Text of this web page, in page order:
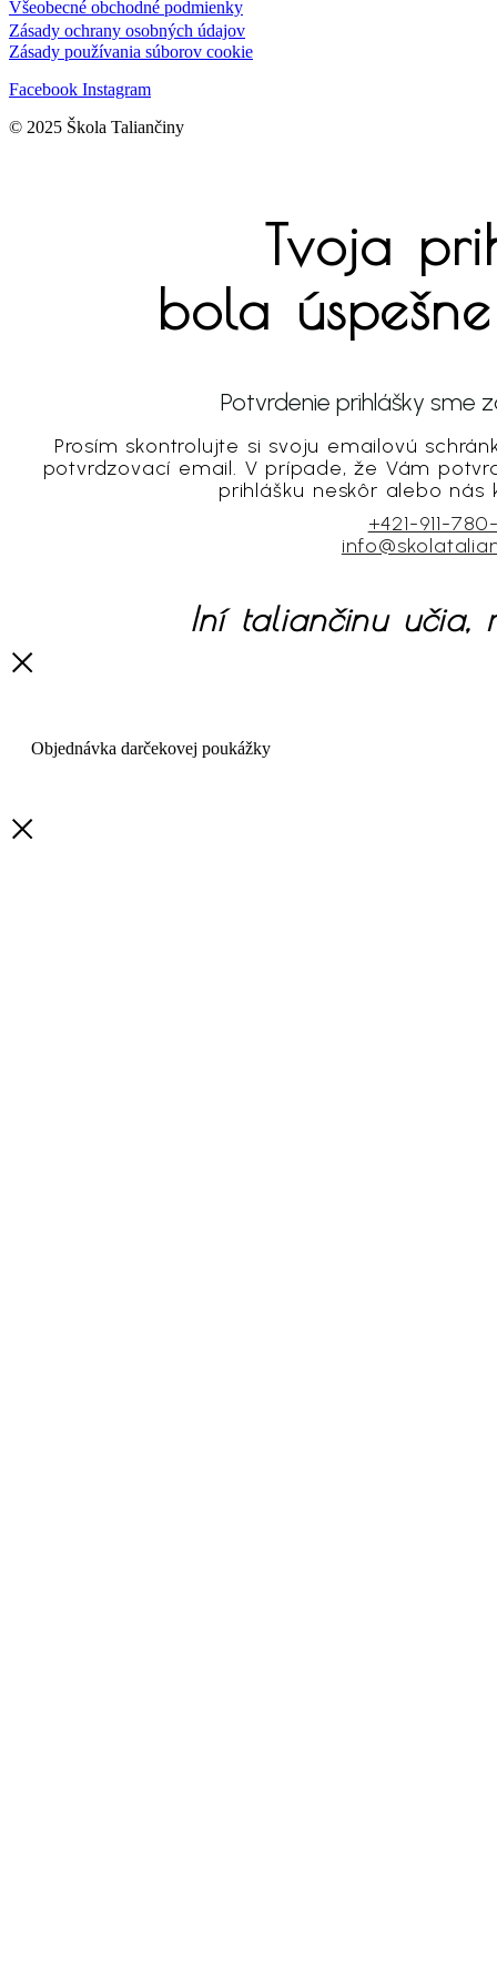
Všeobecné obchodné podmienky
Zásady ochrany osobných údajov
Zásady používania súborov cookie
Facebook Instagram
© 2025 Škola Taliančiny
Tvoja
bola
Potvrdenie prihlášky sme
Prosím skontrolujte si svoju emailovú
potvrdzovací email. V prípade, že Vám
prihlášku neskôr alebo
+421-911-
Iní taliančinu učia,
Objednávka darčekovej poukážky